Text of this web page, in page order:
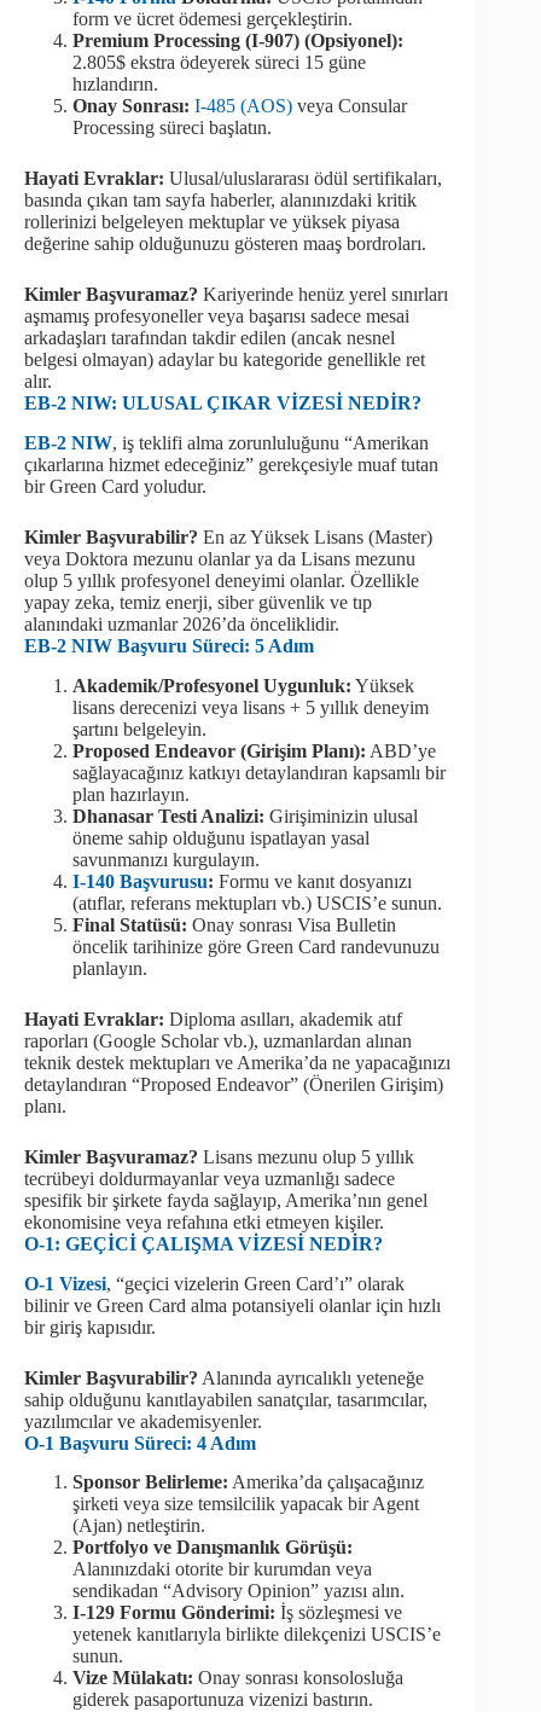
form ve ücret ödemesi gerçekleştirin.
Premium Processing (I-907) (Opsiyonel):
2.805$ ekstra ödeyerek süreci 15 güne
hızlandırın.
Onay Sonrası: I-485 (AOS) veya Consular
Processing süreci başlatın.
Hayati Evraklar: Ulusal/uluslararası ödül sertifikaları,
basında çıkan tam sayfa haberler, alanınızdaki kritik
rollerinizi belgeleyen mektuplar ve yüksek piyasa
değerine sahip olduğunuzu gösteren maaş bordroları.
Kimler Başvuramaz? Kariyerinde henüz yerel sınırları
aşmamış profesyoneller veya başarısı sadece mesai
arkadaşları tarafından takdir edilen (ancak nesnel
belgesi olmayan) adaylar bu kategoride genellikle ret
alır.
EB-2 NIW: ULUSAL ÇIKAR VİZESİ NEDİR?
EB-2 NIW, iş teklifi alma zorunluluğunu “Amerikan
çıkarlarına hizmet edeceğiniz” gerekçesiyle muaf tutan
bir Green Card yoludur.
Kimler Başvurabilir? En az Yüksek Lisans (Master)
veya Doktora mezunu olanlar ya da Lisans mezunu
olup 5 yıllık profesyonel deneyimi olanlar. Özellikle
yapay zeka, temiz enerji, siber güvenlik ve tıp
alanındaki uzmanlar 2026’da önceliklidir.
EB-2 NIW Başvuru Süreci: 5 Adım
Akademik/Profesyonel Uygunluk: Yüksek
lisans derecenizi veya lisans + 5 yıllık deneyim
şartını belgeleyin.
Proposed Endeavor (Girişim Planı): ABD’ye
sağlayacağınız katkıyı detaylandıran kapsamlı bir
plan hazırlayın.
Dhanasar Testi Analizi: Girişiminizin ulusal
öneme sahip olduğunu ispatlayan yasal
savunmanızı kurgulayın.
I-140 Başvurusu: Formu ve kanıt dosyanızı
(atıflar, referans mektupları vb.) USCIS’e sunun.
Final Statüsü: Onay sonrası Visa Bulletin
öncelik tarihinize göre Green Card randevunuzu
planlayın.
Hayati Evraklar: Diploma asılları, akademik atıf
raporları (Google Scholar vb.), uzmanlardan alınan
teknik destek mektupları ve Amerika’da ne yapacağınızı
detaylandıran “Proposed Endeavor” (Önerilen Girişim)
planı.
Kimler Başvuramaz? Lisans mezunu olup 5 yıllık
tecrübeyi doldurmayanlar veya uzmanlığı sadece
spesifik bir şirkete fayda sağlayıp, Amerika’nın genel
ekonomisine veya refahına etki etmeyen kişiler.
O-1: GEÇİCİ ÇALIŞMA VİZESİ NEDİR?
O-1 Vizesi, “geçici vizelerin Green Card’ı” olarak
bilinir ve Green Card alma potansiyeli olanlar için hızlı
bir giriş kapısıdır.
Kimler Başvurabilir? Alanında ayrıcalıklı yeteneğe
sahip olduğunu kanıtlayabilen sanatçılar, tasarımcılar,
yazılımcılar ve akademisyenler.
O-1 Başvuru Süreci: 4 Adım
Sponsor Belirleme: Amerika’da çalışacağınız
şirketi veya size temsilcilik yapacak bir Agent
(Ajan) netleştirin.
Portfolyo ve Danışmanlık Görüşü:
Alanınızdaki otorite bir kurumdan veya
sendikadan “Advisory Opinion” yazısı alın.
I-129 Formu Gönderimi: İş sözleşmesi ve
yetenek kanıtlarıyla birlikte dilekçenizi USCIS’e
sunun.
Vize Mülakatı: Onay sonrası konsolosluğa
giderek pasaportunuza vizenizi bastırın.